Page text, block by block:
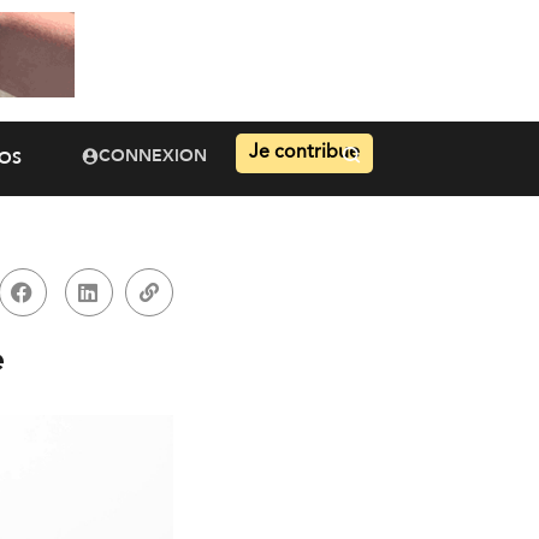
CONNEXION Je contribue